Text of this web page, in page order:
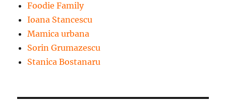
Foodie Family
Ioana Stancescu
Mamica urbana
Sorin Grumazescu
Stanica Bostanaru